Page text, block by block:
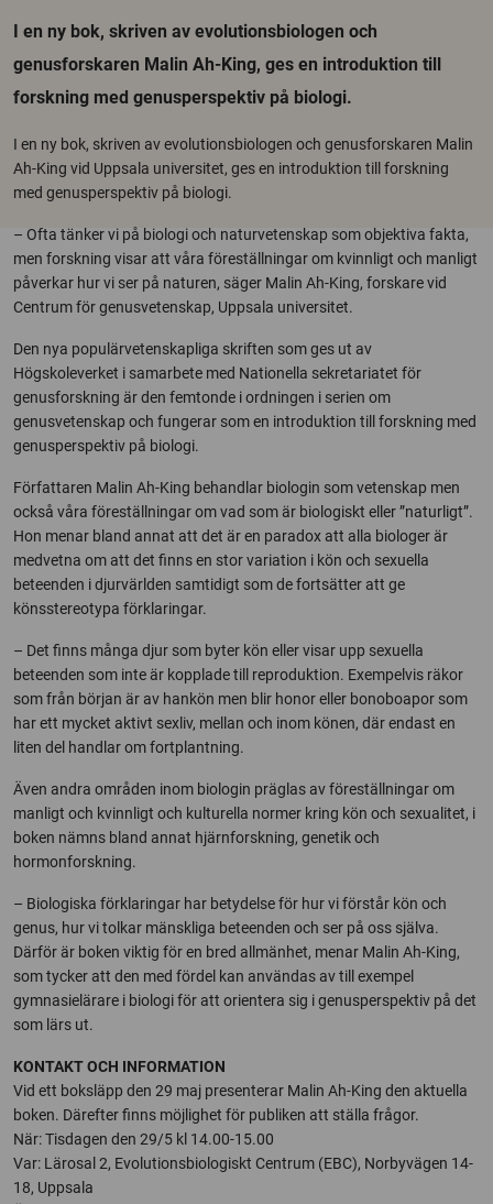
I en ny bok, skriven av evolutionsbiologen och
genusforskaren Malin Ah-King, ges en introduktion till
forskning med genusperspektiv på biologi.
I en ny bok, skriven av evolutionsbiologen och genusforskaren Malin
Ah-King vid Uppsala universitet, ges en introduktion till forskning
med genusperspektiv på biologi.
– Ofta tänker vi på biologi och naturvetenskap som objektiva fakta,
men forskning visar att våra föreställningar om kvinnligt och manligt
påverkar hur vi ser på naturen, säger Malin Ah-King, forskare vid
Centrum för genusvetenskap, Uppsala universitet.
Den nya populärvetenskapliga skriften som ges ut av
Högskoleverket i samarbete med Nationella sekretariatet för
genusforskning är den femtonde i ordningen i serien om
genusvetenskap och fungerar som en introduktion till forskning med
genusperspektiv på biologi.
Författaren Malin Ah-King behandlar biologin som vetenskap men
också våra föreställningar om vad som är biologiskt eller ”naturligt”.
Hon menar bland annat att det är en paradox att alla biologer är
medvetna om att det finns en stor variation i kön och sexuella
beteenden i djurvärlden samtidigt som de fortsätter att ge
könsstereotypa förklaringar.
– Det finns många djur som byter kön eller visar upp sexuella
beteenden som inte är kopplade till reproduktion. Exempelvis räkor
som från början är av hankön men blir honor eller bonoboapor som
har ett mycket aktivt sexliv, mellan och inom könen, där endast en
liten del handlar om fortplantning.
Även andra områden inom biologin präglas av föreställningar om
manligt och kvinnligt och kulturella normer kring kön och sexualitet, i
boken nämns bland annat hjärnforskning, genetik och
hormonforskning.
– Biologiska förklaringar har betydelse för hur vi förstår kön och
genus, hur vi tolkar mänskliga beteenden och ser på oss själva.
Därför är boken viktig för en bred allmänhet, menar Malin Ah-King,
som tycker att den med fördel kan användas av till exempel
gymnasielärare i biologi för att orientera sig i genusperspektiv på det
som lärs ut.
KONTAKT OCH INFORMATION
Vid ett boksläpp den 29 maj presenterar Malin Ah-King den aktuella
boken. Därefter finns möjlighet för publiken att ställa frågor.
När: Tisdagen den 29/5 kl 14.00-15.00
Var: Lärosal 2, Evolutionsbiologiskt Centrum (EBC), Norbyvägen 14-
18, Uppsala